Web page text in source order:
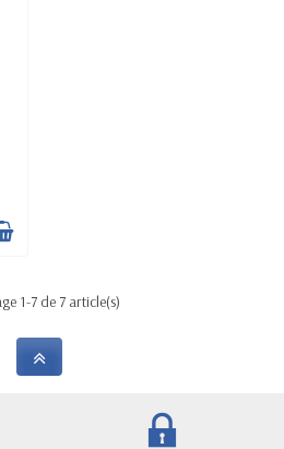
1-7 de 7 article(s)